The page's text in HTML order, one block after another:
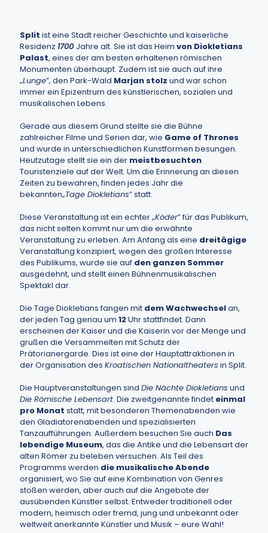
Split ist eine Stadt reicher Geschichte und kaiserliche
Residenz 1700 Jahre alt. Sie ist das Heim von Diokletians
Palast, eines der am besten erhaltenen römischen
Monumenten überhaupt. Zudem ist sie auch auf ihre
„Lunge”, den Park-Wald Marjan stolz und war schon
immer ein Epizentrum des künstlerischen, sozialen und
musikalischen Lebens.
Gerade aus diesem Grund stellte sie die Bühne
zahlreicher Filme und Serien dar, wie Game of Thrones
und wurde in unterschiedlichen Kunstformen besungen.
Heutzutage stellt sie ein der meistbesuchten
Touristenziele auf der Welt. Um die Erinnerung an diesen
Zeiten zu bewahren, finden jedes Jahr die
bekannten„Tage Diokletians” statt.
Diese Veranstaltung ist ein echter „Köder” für das Publikum,
das nicht selten kommt nur um die erwähnte
Veranstaltung zu erleben. Am Anfang als eine dreitägige
Veranstaltung konzipiert, wegen des großen Interesse
des Publikums, wurde sie auf den ganzen Sommer
ausgedehnt, und stellt einen Bühnenmusikalischen
Spektakl dar.
Die Tage Diokletians fangen mit dem Wachwechselan,
der jeden Tag genau um 12Uhr stattfindet. Dann
erscheinen der Kaiser und die Kaiserin vor der Menge und
grußen die Versammelten mit Schutz der
Prätorianergarde. Dies ist eine der Hauptattraktionen in
der Organisation des Kroatischen Nationaltheaters in Split.
Die Hauptveranstaltungen sind Die Nächte Diokletians und
Die Römische Lebensart. Die zweitgenannte findet einmal
pro Monat statt, mit besonderen Themenabenden wie
den Gladiatorenabenden und spezialisierten
Tanzaufführungen. Außerdem besuchen Sie auch Das
lebendige Museum, das die Antike und die Lebensart der
alten Römer zu beleben versuchen. Als Teil des
Programms werden die musikalische Abende
organisiert, wo Sie auf eine Kombination von Genres
stoßen werden, aber auch auf die Angebote der
ausübenden Künstler selbst. Entweder traditionell oder
modern, heimisch oder fremd, jung und unbekannt oder
weltweit anerkannte Künstler und Musik – eure Wahl!